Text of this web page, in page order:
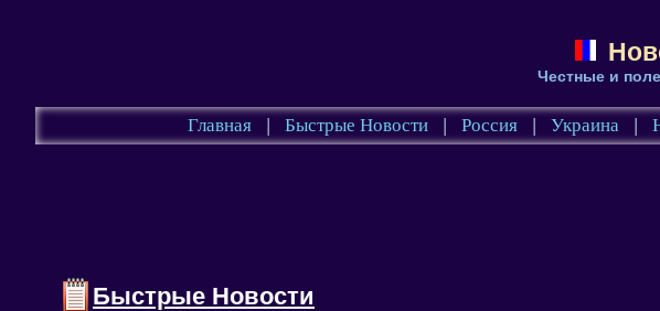
Честные и
Главная | Быстрые Новости | Россия | Украина |
Быстрые Новости